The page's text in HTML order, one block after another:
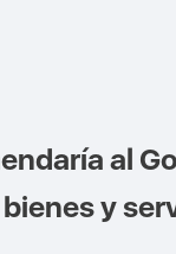
al
y